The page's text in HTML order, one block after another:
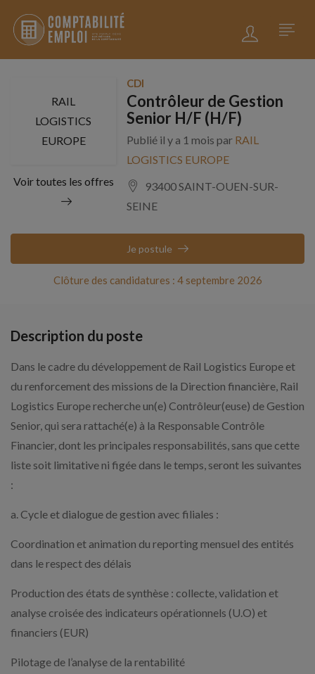
RAIL
LOGISTICS
EUROPE
Voir toutes les offres
CDI
Contrôleur de Gestion
Senior H/F (H/F)
Publié il y a 1 mois par RAIL
LOGISTICS EUROPE
93400 SAINT-OUEN-SUR-
SEINE
Clôture des candidatures : 4 septembre 2026
Je postule
Description du poste
Dans le cadre du développement de Rail Logistics Europe et
du renforcement des missions de la Direction financière, Rail
Logistics Europe recherche un(e) Contrôleur(euse) de Gestion
Senior, qui sera rattaché(e) à la Responsable Contrôle
Financier, dont les principales responsabilités, sans que cette
liste soit limitative ni figée dans le temps, seront les suivantes
:
a. Cycle et dialogue de gestion avec filiales :
Coordination et animation du reporting mensuel des entités
dans le respect des délais
Production des états de synthèse : collecte, validation et
analyse croisée des indicateurs opérationnels (U.O) et
financiers (EUR)
Pilotage de l’analyse de la rentabilité